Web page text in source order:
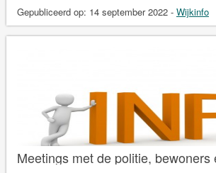
Gepubliceerd op: 14 september 2022 - Wijkinfo
Meetings met de politie, bewoners